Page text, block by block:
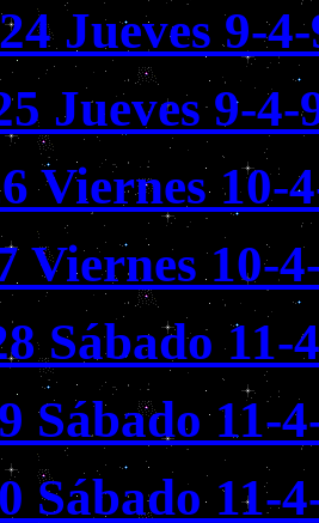
24 Jueves 9-
Jueves 9-
Viernes 10-
Viernes 10-
Sábado
Sábado 11-
Sábado 11-